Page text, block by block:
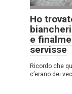
Ho
e
servisse
Ricordo che
c’erano dei